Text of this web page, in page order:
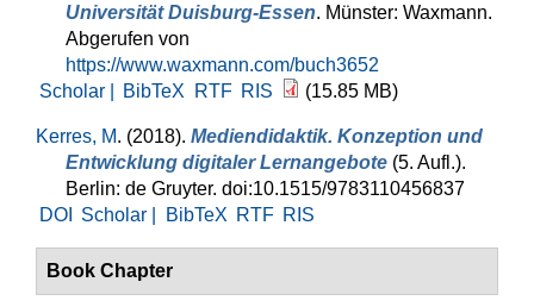
Universität Duisburg-Essen. Münster: Waxmann.
Abgerufen von
https://www.waxmann.com/buch3652
Scholar |
BibTeX RTF RIS (15.85 MB)
Kerres, M. (2018). Mediendidaktik. Konzeption und
Entwicklung digitaler Lernangebote (5. Aufl.).
Berlin: de Gruyter. doi:10.1515/9783110456837
DOI
Scholar | BibTeX RTF RIS
Book Chapter